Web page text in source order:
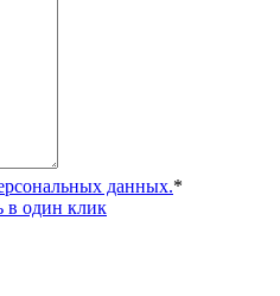
данных.*
в один клик